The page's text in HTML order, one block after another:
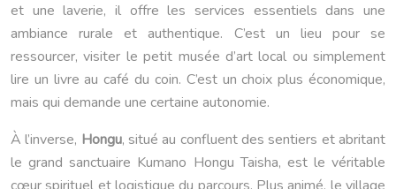
et une laverie, il offre les services essentiels dans une
ambiance rurale et authentique. C’est un lieu pour se
ressourcer, visiter le petit musée d’art local ou simplement
lire un livre au café du coin. C’est un choix plus économique,
mais qui demande une certaine autonomie.
À l’inverse, Hongu, situé au confluent des sentiers et abritant
le grand sanctuaire Kumano Hongu Taisha, est le véritable